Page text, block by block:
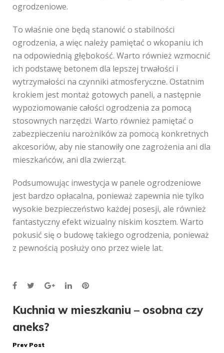
ogrodzeniowe.
To właśnie one będą stanowić o stabilności
ogrodzenia, a więc należy pamiętać o wkopaniu ich
na odpowiednią głębokość. Warto również wzmocnić
ich podstawę betonem dla lepszej trwałości i
wytrzymałości na czynniki atmosferyczne. Ostatnim
krokiem jest montaż gotowych paneli, a następnie
wypoziomowanie całości ogrodzenia za pomocą
stosownych narzędzi. Warto również pamiętać o
zabezpieczeniu narożników za pomocą konkretnych
akcesoriów, aby nie stanowiły one zagrożenia ani dla
mieszkańców, ani dla zwierząt.
Podsumowując inwestycja w panele ogrodzeniowe
jest bardzo opłacalna, ponieważ zapewnia nie tylko
wysokie bezpieczeństwo każdej posesji, ale również
fantastyczny efekt wizualny niskim kosztem. Warto
pokusić się o budowę takiego ogrodzenia, ponieważ
z pewnością posłuży ono przez wiele lat.
Facebook
TwitterGoogle+LinkedInPinterest
Nawigacja
wpisu
Kuchnia w mieszkaniu – osobna czy
aneks?
Prev Post